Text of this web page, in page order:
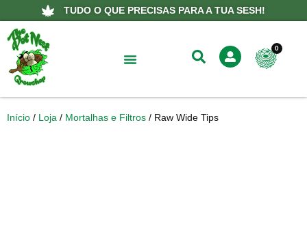
TUDO O QUE PRECISAS PARA A TUA SESH!
0
Início / Loja / Mortalhas e Filtros / Raw Wide Tips